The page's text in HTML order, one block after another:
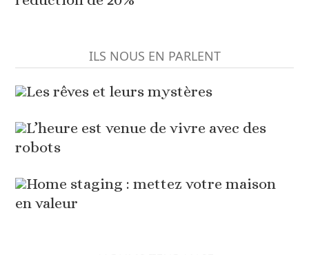
ILS NOUS EN PARLENT
Les rêves et leurs mystères
L’heure est venue de vivre avec des
robots
Home staging : mettez votre maison
en valeur